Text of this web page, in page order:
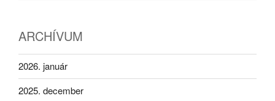
ARCHÍVUM
2026. január
2025. december